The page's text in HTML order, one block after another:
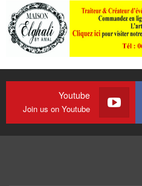
Youtube
Join us on Youtube